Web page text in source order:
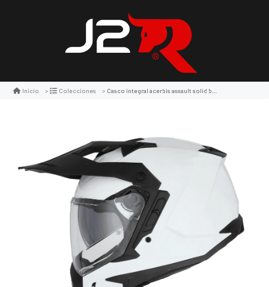
Inicio Colecciones Casco integral acerbis assault solid blanco